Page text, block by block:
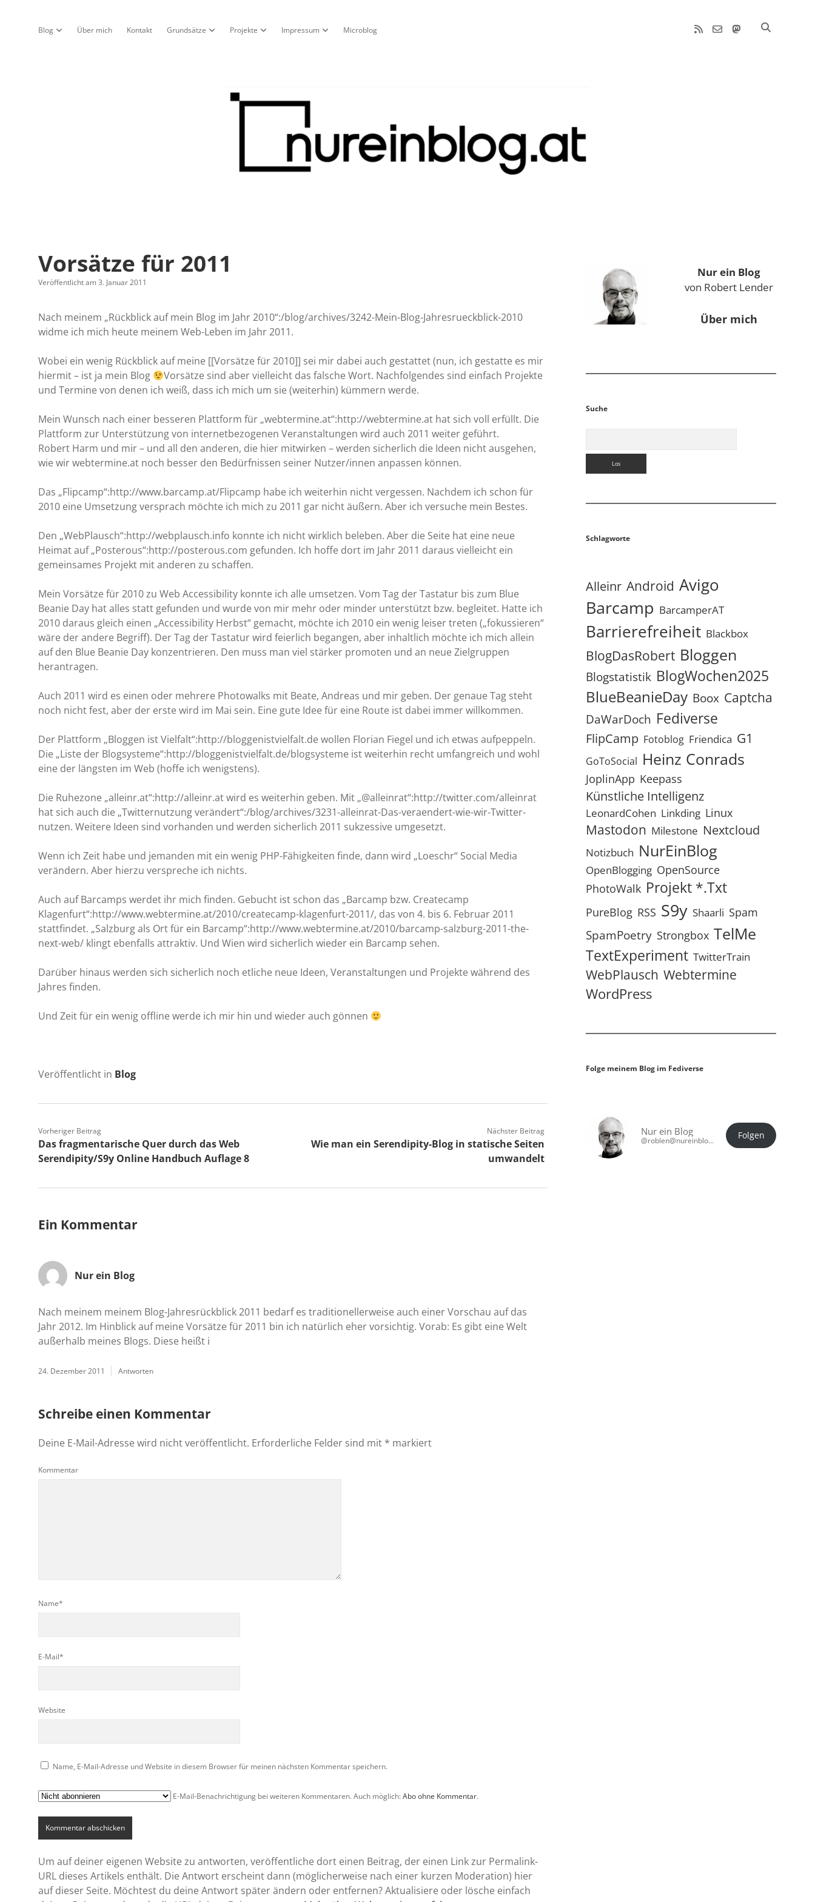
Blog Dropdown-Menü öffnen
Über mich Kontakt Grundsätze Dropdown-Menü öffnen
Projekte Dropdown-Menü öffnen
Impressum Dropdown-Menü öffnen
Microblog rss email-mastodon
Nur
Blog
Vorsätze für 2011
Veröffentlicht am 3. Januar 2011
Nach meinem „Rückblick auf mein Blog im Jahr 2010“:/blog/archives/3242-Mein-Blog-Jahresrueckblick-2010
widme ich mich heute meinem Web-Leben im Jahr 2011.
Wobei ein wenig Rückblick auf meine [[Vorsätze für 2010]] sei mir dabei auch gestattet (nun, ich gestatte es mir
hiermit – ist ja mein Blog
Vorsätze sind aber vielleicht das falsche Wort. Nachfolgendes sind einfach Projekte
und Termine von denen ich weiß, dass ich mich um sie (weiterhin) kümmern werde.
Mein Wunsch nach einer besseren Plattform für „webtermine.at“:http://webtermine.at hat sich voll erfüllt. Die
Plattform zur Unterstützung von internetbezogenen Veranstaltungen wird auch 2011 weiter geführt.
Robert Harm und mir – und all den anderen, die hier mitwirken – werden sicherlich die Ideen nicht ausgehen,
wie wir webtermine.at noch besser den Bedürfnissen seiner Nutzer/innen anpassen können.
Das „Flipcamp“:http://www.barcamp.at/Flipcamp habe ich weiterhin nicht vergessen. Nachdem ich schon für
2010 eine Umsetzung versprach möchte ich mich zu 2011 gar nicht äußern. Aber ich versuche mein Bestes.
Den „WebPlausch“:http://webplausch.info konnte ich nicht wirklich beleben. Aber die Seite hat eine neue
Heimat auf „Posterous“:http://posterous.com gefunden. Ich hoffe dort im Jahr 2011 daraus vielleicht ein
gemeinsames Projekt mit anderen zu schaffen.
Mein Vorsätze für 2010 zu Web Accessibility konnte ich alle umsetzen. Vom Tag der Tastatur bis zum Blue
Beanie Day hat alles statt gefunden und wurde von mir mehr oder minder unterstützt bzw. begleitet. Hatte ich
2010 daraus gleich einen „Accessibility Herbst“ gemacht, möchte ich 2010 ein wenig leiser treten („fokussieren“
wäre der andere Begriff). Der Tag der Tastatur wird feierlich begangen, aber inhaltlich möchte ich mich allein
auf den Blue Beanie Day konzentrieren. Den muss man viel stärker promoten und an neue Zielgruppen
herantragen.
Auch 2011 wird es einen oder mehrere Photowalks mit Beate, Andreas und mir geben. Der genaue Tag steht
noch nicht fest, aber der erste wird im Mai sein. Eine gute Idee für eine Route ist dabei immer willkommen.
Der Plattform „Bloggen ist Vielfalt“:http://bloggenistvielfalt.de wollen Florian Fiegel und ich etwas aufpeppeln.
Die „Liste der Blogsysteme“:http://bloggenistvielfalt.de/blogsysteme ist weiterhin recht umfangreich und wohl
eine der längsten im Web (hoffe ich wenigstens).
Die Ruhezone „alleinr.at“:http://alleinr.at wird es weiterhin geben. Mit „@alleinrat“:http://twitter.com/alleinrat
hat sich auch die „Twitternutzung verändert“:/blog/archives/3231-alleinrat-Das-veraendert-wie-wir-Twitter-
nutzen. Weitere Ideen sind vorhanden und werden sicherlich 2011 sukzessive umgesetzt.
Wenn ich Zeit habe und jemanden mit ein wenig PHP-Fähigkeiten finde, dann wird „Loeschr“ Social Media
verändern. Aber hierzu verspreche ich nichts.
Auch auf Barcamps werdet ihr mich finden. Gebucht ist schon das „Barcamp bzw. Createcamp
Klagenfurt“:http://www.webtermine.at/2010/createcamp-klagenfurt-2011/, das von 4. bis 6. Februar 2011
stattfindet. „Salzburg als Ort für ein Barcamp“:http://www.webtermine.at/2010/barcamp-salzburg-2011-the-
next-web/ klingt ebenfalls attraktiv. Und Wien wird sicherlich wieder ein Barcamp sehen.
Darüber hinaus werden sich sicherlich noch etliche neue Ideen, Veranstaltungen und Projekte während des
Jahres finden.
Und Zeit für ein wenig offline werde ich mir hin und wieder auch gönnen
Veröffentlicht in Blog
Vorheriger Beitrag
Das fragmentarische Quer durch das Web
Serendipity/S9y Online Handbuch Auflage 8
Nächster Beitrag
Wie man ein Serendipity-Blog in statische Seiten
umwandelt
Ein Kommentar
Nur ein Blog
Nach meinem meinem Blog-Jahresrückblick 2011 bedarf es traditionellerweise auch einer Vorschau auf das
Jahr 2012. Im Hinblick auf meine Vorsätze für 2011 bin ich natürlich eher vorsichtig. Vorab: Es gibt eine Welt
außerhalb meines Blogs. Diese heißt i
24. Dezember 2011 Antworten
Schreibe einen Kommentar
Deine E-Mail-Adresse wird nicht veröffentlicht. Erforderliche Felder sind mit * markiert
Kommentar
Name*
E-Mail*
Website
Name, E-Mail-Adresse und Website in diesem Browser für meinen nächsten Kommentar speichern.
E-Mail-Benachrichtigung bei weiteren Kommentaren. Auch möglich: Abo ohne Kommentar.
Um auf deiner eigenen Website zu antworten, veröffentliche dort einen Beitrag, der einen Link zur Permalink-
URL dieses Artikels enthält. Die Antwort erscheint dann (möglicherweise nach einer kurzen Moderation) hier
auf dieser Seite. Möchtest du deine Antwort später ändern oder entfernen? Aktualisiere oder lösche einfach
Sidebar
Nur ein Blog
von Robert Lender
Über mich
Suche
Schlagworte
Alleinr Android Avigo
Barcamp BarcamperAT
Barrierefreiheit Blackbox
BlogDasRobert Bloggen
Blogstatistik BlogWochen2025
BlueBeanieDay Boox Captcha
DaWarDoch Fediverse
FlipCamp Fotoblog Friendica G1
GoToSocial Heinz Conrads
JoplinApp Keepass
Künstliche Intelligenz
LeonardCohen Linkding Linux
Mastodon Milestone Nextcloud
Notizbuch NurEinBlog
OpenBlogging OpenSource
PhotoWalk Projekt *.txt
PureBlog RSS S9y Shaarli Spam
SpamPoetry Strongbox TelMe
TextExperiment TwitterTrain
WebPlausch Webtermine
WordPress
Folge meinem Blog im Fediverse
Nur ein Blog
@roblen@nureinblog.at Folgen